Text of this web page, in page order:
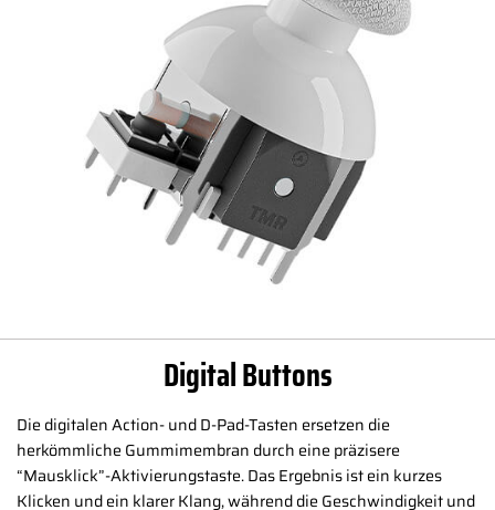
Digital Buttons
Die digitalen Action- und D-Pad-Tasten ersetzen die
herkömmliche Gummimembran durch eine präzisere
“Mausklick”-Aktivierungstaste. Das Ergebnis ist ein kurzes
Klicken und ein klarer Klang, während die Geschwindigkeit und